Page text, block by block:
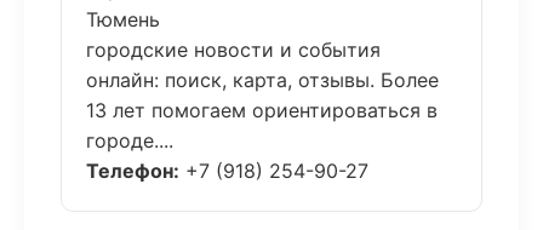
Тюмень
городские новости и события
онлайн: поиск, карта, отзывы. Более
13 лет помогаем ориентироваться в
городе....
Телефон: +7 (918) 254-90-27